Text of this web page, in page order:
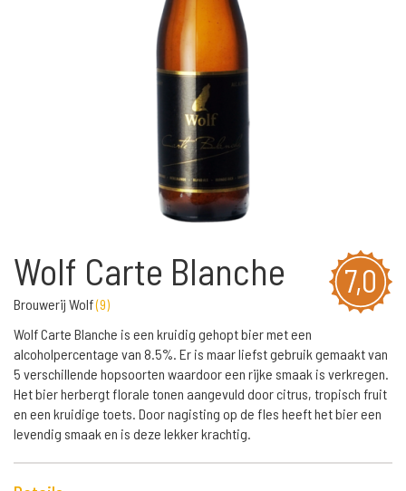
7,0
Wolf Carte Blanche
Brouwerij Wolf(9)
Wolf Carte Blanche is een kruidig gehopt bier met een
alcoholpercentage van 8.5%. Er is maar liefst gebruik gemaakt van
5 verschillende hopsoorten waardoor een rijke smaak is verkregen.
Het bier herbergt florale tonen aangevuld door citrus, tropisch fruit
en een kruidige toets. Door nagisting op de fles heeft het bier een
levendig smaak en is deze lekker krachtig.